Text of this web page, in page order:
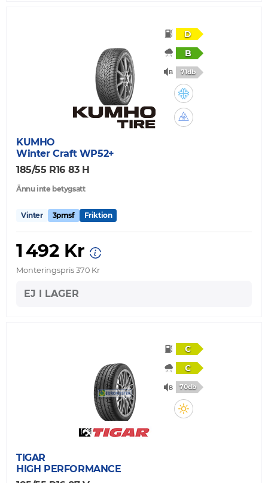
D
B
71db
KUMHO
Winter Craft WP52+
185/55 R16 83 H
Ännu inte betygsatt
Vinter 3pmsf Friktion
1 492 Kr
Monteringspris 370 Kr
EJ I LAGER
C
C
70db
TIGAR
HIGH PERFORMANCE